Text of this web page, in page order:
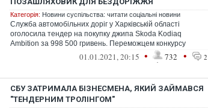
Категорія: Новини суспільства: читати соціальні новини
Служба автомобільних доріг у Харківській області
оголосила тендер на покупку джипа Skoda Kodiaq
Ambition за 998 500 гривень. Переможцем конкурсу
01.01.2021, 20:15 • 732 • 2
СБУ ЗАТРИМАЛА БІЗНЕСМЕНА, ЯКИЙ ЗАЙМАВСЯ
"ТЕНДЕРНИМ ТРОЛІНГОМ"